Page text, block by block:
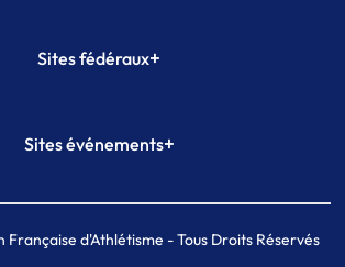
Sites fédéraux+
Plateforme Formation
Sites événements+
Meeting de Paris indoor
MAIF Ekiden de Paris
d'Athlétisme - Tous Droits Réservés